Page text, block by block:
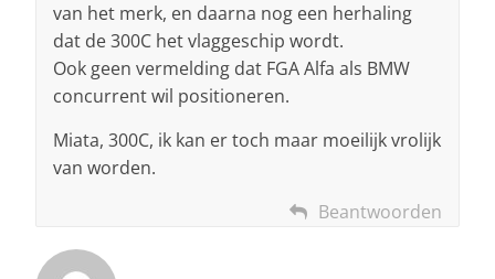
van het merk, en daarna nog een herhaling
dat de 300C het vlaggeschip wordt.
Ook geen vermelding dat FGA Alfa als BMW
concurrent wil positioneren.
Miata, 300C, ik kan er toch maar moeilijk vrolijk
van worden.
Beantwoorden